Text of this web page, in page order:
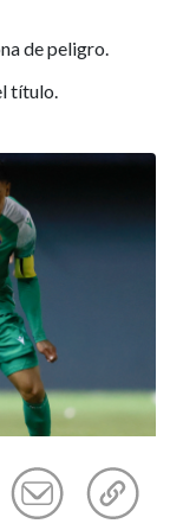
de peligro.
título.